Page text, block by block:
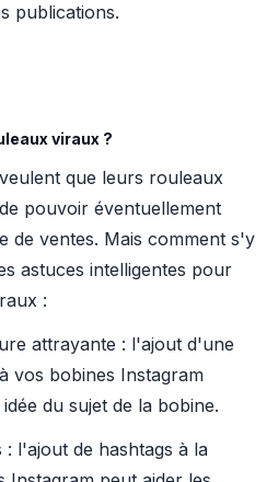
publications.
viraux ?
que leurs rouleaux
pouvoir éventuellement
de ventes. Mais comment s'y
astuces intelligentes pour
:
attrayante : l'ajout d'une
vos bobines Instagram
du sujet de la bobine.
: l'ajout de hashtags à la